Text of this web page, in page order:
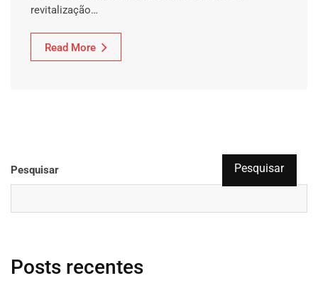
revitalização…
Read More
Pesquisar Pesquisar
Posts recentes